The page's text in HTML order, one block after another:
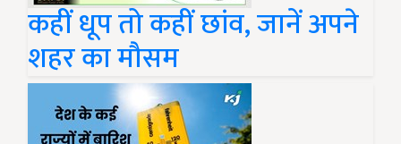
कहीं धूप तो कहीं छांव, जानें अपने
शहर का मौसम